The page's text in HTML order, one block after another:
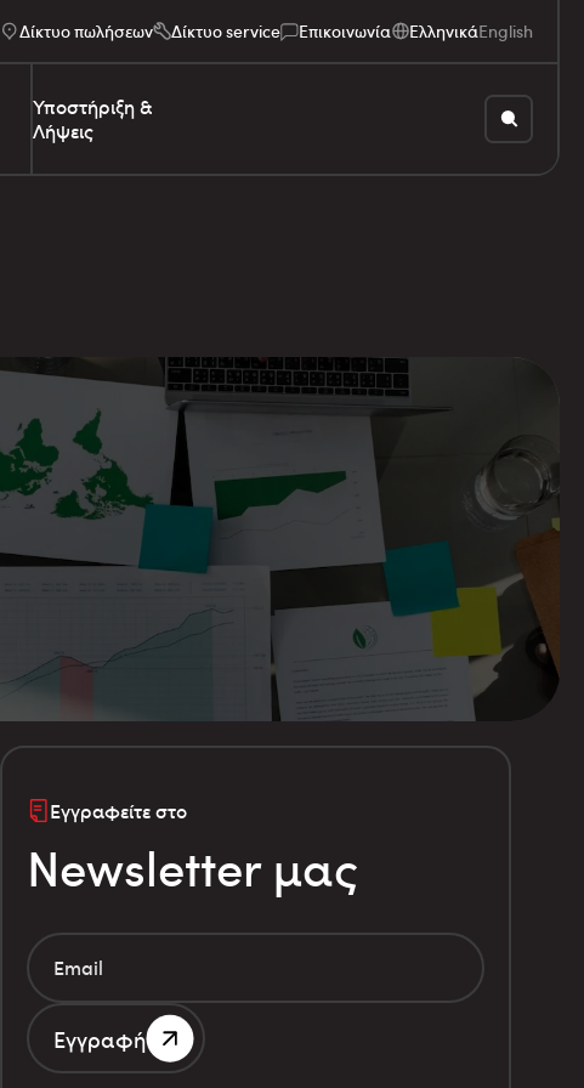
Δίκτυο πωλήσεων Δίκτυο service Επικοινωνία ΕλληνικάEnglish
Υποστήριξη &
Λήψεις
Εγγραφείτε στο
Newsletter μας
Εγγραφή